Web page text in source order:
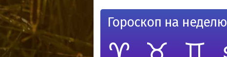
Гороскоп на неделю